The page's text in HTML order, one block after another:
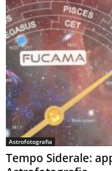
Astrofotografia
Tempo Siderale: